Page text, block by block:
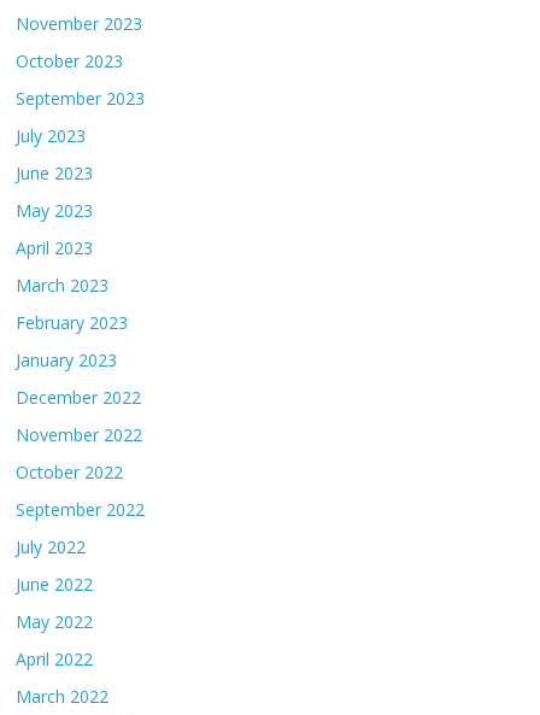
November 2023
October 2023
September 2023
July 2023
June 2023
May 2023
April 2023
March 2023
February 2023
January 2023
December 2022
November 2022
October 2022
September 2022
July 2022
June 2022
May 2022
April 2022
March 2022